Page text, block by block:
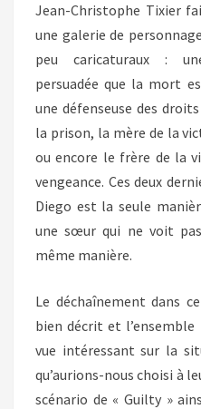
Jean-Christophe Tixier
une galerie de
peu caricaturaux :
persuadée que la mort
une défenseuse des
la prison, la mère de la
ou encore le frère de la
vengeance. Ces deux
Diego est la seule
une sœur qui ne voit
même manière.
Le déchaînement dans
bien décrit et
vue intéressant sur la
qu’aurions-nous choisi à
scénario de « Guilty »